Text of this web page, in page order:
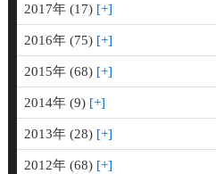
2017年 (17)
2016年 (75)
2015年 (68)
2014年 (9)
2013年 (28)
2012年 (68)